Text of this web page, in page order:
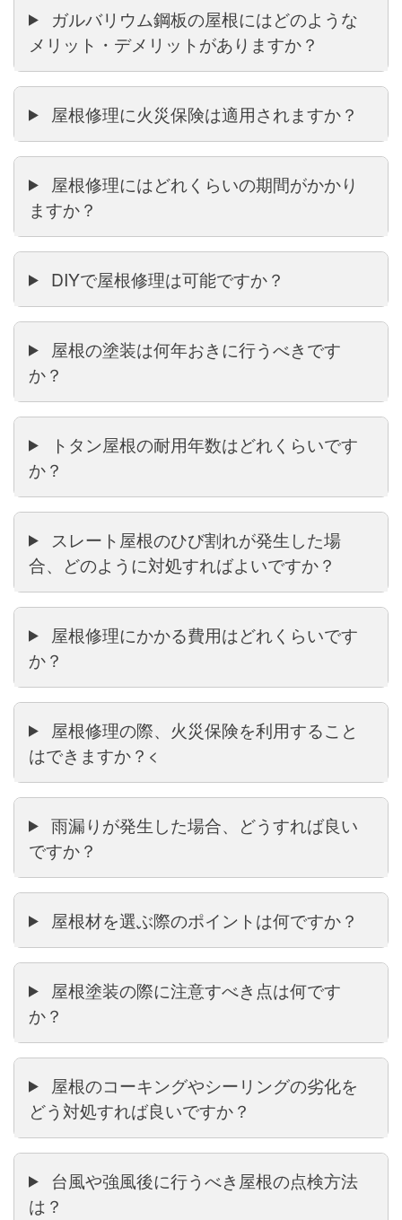
LINEで相談する
お問い合わせ
ガルバリウム鋼板の屋根にはどのような
メリット・デメリットがありますか？
屋根修理に火災保険は適用されますか？
屋根修理にはどれくらいの期間がかかり
ますか？
DIYで屋根修理は可能ですか？
屋根の塗装は何年おきに行うべきです
か？
トタン屋根の耐用年数はどれくらいです
か？
スレート屋根のひび割れが発生した場
合、どのように対処すればよいですか？
屋根修理にかかる費用はどれくらいです
か？
屋根修理の際、火災保険を利用すること
はできますか？<
雨漏りが発生した場合、どうすれば良い
ですか？
屋根材を選ぶ際のポイントは何ですか？
屋根塗装の際に注意すべき点は何です
か？
屋根のコーキングやシーリングの劣化を
どう対処すれば良いですか？
台風や強風後に行うべき屋根の点検方法
は？